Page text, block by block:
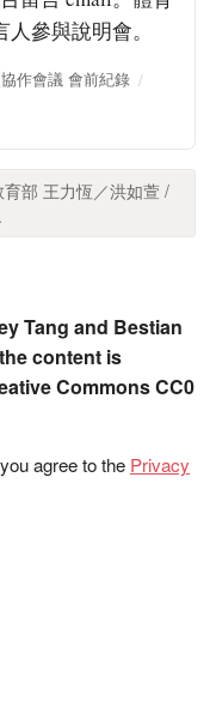
參與說明會。
作會議 會前紀錄
部 王力恆／洪如萱 /
Tang and Bestian
content is
Commons CC0
agree to the Privacy